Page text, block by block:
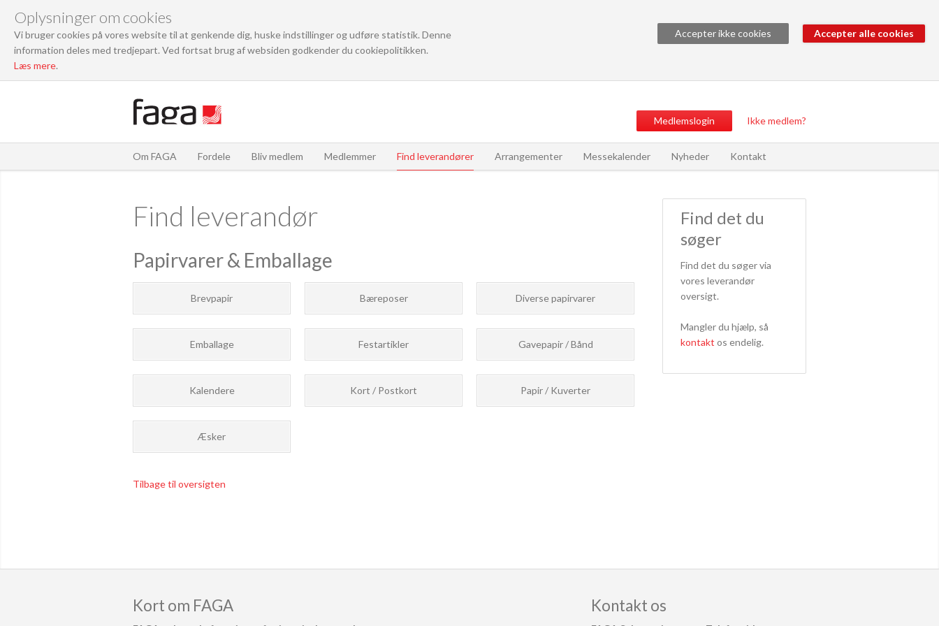
Oplysninger om cookies
Vi bruger cookies på vores website til at genkende dig, huske indstillinger og udføre statistik. Denne
information deles med tredjepart. Ved fortsat brug af websiden godkender du cookiepolitikken.
Læs mere.
Accepter ikke cookies
Medlemslogin Ikke medlem?
Om FAGA Fordele Bliv medlem Medlemmer Find leverandører Arrangementer Messekalender Nyheder Kontakt
Find leverandør
Papirvarer & Emballage
Brevpapir Bæreposer Diverse papirvarer
Emballage Festartikler Gavepapir / Bånd
Kalendere Kort / Postkort Papir / Kuverter
Æsker
Tilbage til oversigten
Find det du
søger
Find det du søger via
vores leverandør
oversigt.
Mangler du hjælp, så
kontakt os endelig.
Kort om FAGA Kontakt os